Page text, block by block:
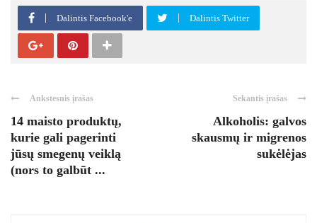
Dalintis Facebook'e Dalintis Twitter
Ankstesnis įrašas
14 maisto produktų,
kurie gali pagerinti
jūsų smegenų veiklą
(nors to galbūt ...
Sekantis įrašas
Alkoholis: galvos
skausmų ir migrenos
sukėlėjas